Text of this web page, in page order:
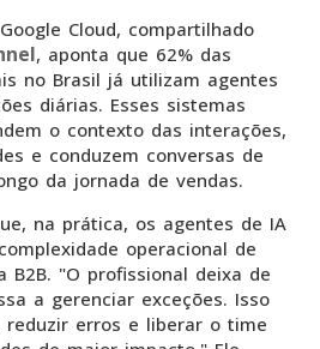
Cloud, compartilhado
, aponta que 62% das
no Brasil já utilizam agentes
diárias. Esses sistemas
o contexto das interações,
e conduzem conversas de
da jornada de vendas.
na prática, os agentes de IA
operacional de
B2B. "O profissional deixa de
a gerenciar exceções. Isso
reduzir erros e liberar o time